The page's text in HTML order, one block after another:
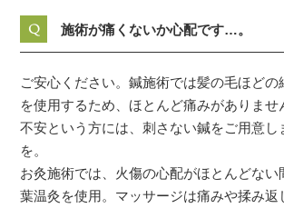
Q 施術が痛くないか心配です…。
ご安心ください。鍼施術では髪の毛ほどの
を使用するため、ほとんど痛みがありませ
不安という方には、刺さない鍼をご用意し
を。
お灸施術では、火傷の心配がほとんどない
葉温灸を使用。マッサージは痛みや揉み返